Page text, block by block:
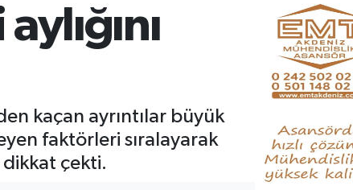
kaçan ayrıntılar büyük
faktörleri sıralayarak
çekti.